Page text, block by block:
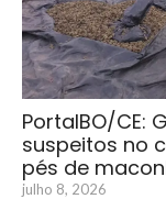
PortalBO/CE:
suspeitos no
pés de
julho 8, 2026